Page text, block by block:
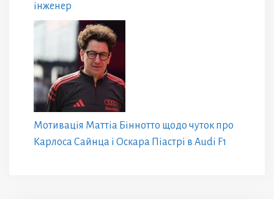
інженер
Мотивація Маттіа Біннотто щодо чуток про
Карлоса Сайнца і Оскара Піастрі в Audi F1